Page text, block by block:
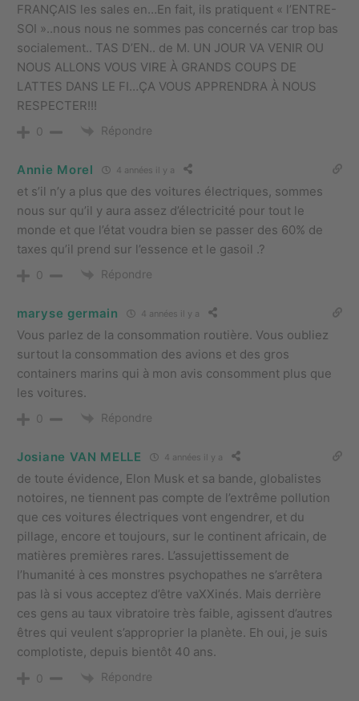
FRANÇAIS les sales en…En fait, ils pratiquent « l’ENTRE-
SOI »..nous nous ne sommes pas concernés car trop bas
socialement.. TAS D’EN.. de M. UN JOUR VA VENIR OU
NOUS ALLONS VOUS VIRE À GRANDS COUPS DE
LATTES DANS LE FI…ÇA VOUS APPRENDRA À NOUS
RESPECTER!!!
0 Répondre
Annie Morel 4 années il y a
et s’il n’y a plus que des voitures électriques, sommes
nous sur qu’il y aura assez d’électricité pour tout le
monde et que l’état voudra bien se passer des 60% de
taxes qu’il prend sur l’essence et le gasoil .?
0 Répondre
maryse germain 4 années il y a
Vous parlez de la consommation routière. Vous oubliez
surtout la consommation des avions et des gros
containers marins qui à mon avis consomment plus que
les voitures.
0 Répondre
Josiane VAN MELLE 4 années il y a
de toute évidence, Elon Musk et sa bande, globalistes
notoires, ne tiennent pas compte de l’extrême pollution
que ces voitures électriques vont engendrer, et du
pillage, encore et toujours, sur le continent africain, de
matières premières rares. L’assujettissement de
l’humanité à ces monstres psychopathes ne s’arrêtera
pas là si vous acceptez d’être vaXXinés. Mais derrière
ces gens au taux vibratoire très faible, agissent d’autres
êtres qui veulent s’approprier la planète. Eh oui, je suis
complotiste, depuis bientôt 40 ans.
0 Répondre